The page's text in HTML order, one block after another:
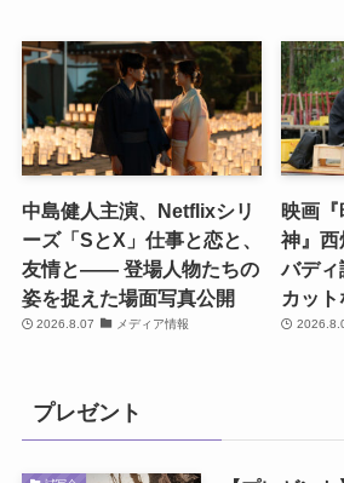
中島健人主演、Netflixシリ
ーズ「SとX」仕事と恋と、
友情と―― 登場人物たちの
姿を捉えた場面写真公開
2026.8.07 メディア情報
映画
神』西
バデ
カッ
プレゼント